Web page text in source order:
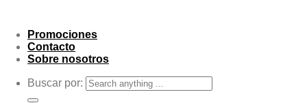
Promociones
Contacto
Sobre nosotros
Buscar por: